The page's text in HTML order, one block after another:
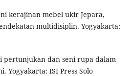
kerajinan mebel ukir Jepara,
multidisiplin. Yogyakarta:
pertunjukan dan seni rupa dalam
Yogyakarta: ISI Press Solo